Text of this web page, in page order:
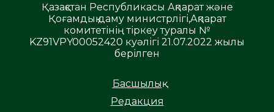
Қазақстан Республикасы Ақпарат және
Қоғамдық даму министрлігі,Ақпарат
комитетінің тіркеу туралы №
KZ91VPY00052420 куәлігі 21.07.2022 жылы
берілген
Басшылық
Редакция